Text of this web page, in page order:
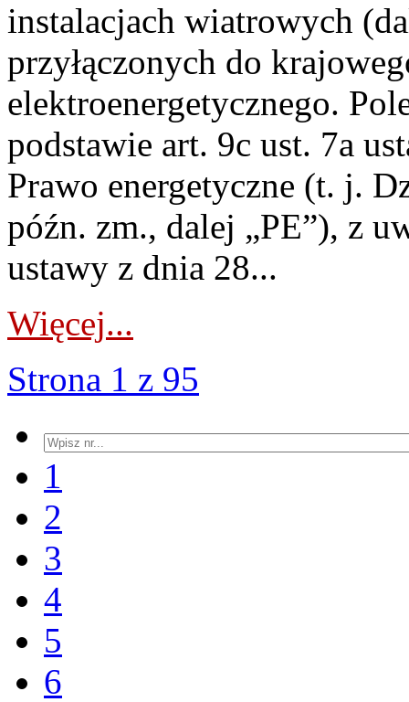
instalacjach wiatrowych
przyłączonych do
elektroenergetycznego.
podstawie art. 9c ust. 7a
Prawo energetyczne (t. j.
późn. zm., dalej „PE”), z
ustawy z dnia 28...
Więcej...
Strona 1 z 95
1
2
3
4
5
6